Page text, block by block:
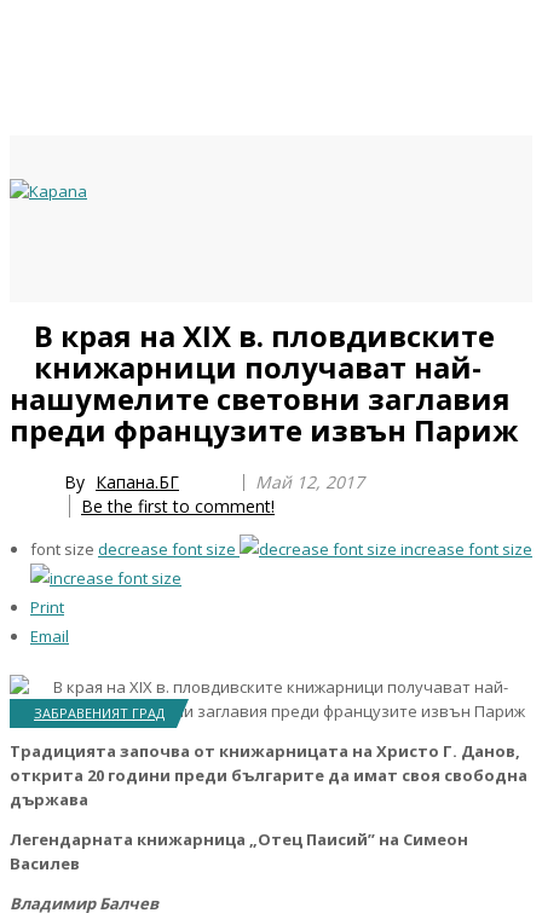
В края на XIX в. пловдивските
книжарници получават най-
нашумелите световни заглавия
преди французите извън Париж
By Капана.БГ
Май 12, 2017
Be the first to comment!
font size decrease font size increase font size
Print
Email
ЗАБРАВЕНИЯТ ГРАД
Традицията започва от книжарницата на Христо Г. Данов,
открита 20 години преди българите да имат своя свободна
държава
Легендарната книжарница „Отец Паисий” на Симеон
Василев
Владимир Балчев
Year
Month
Year
Month